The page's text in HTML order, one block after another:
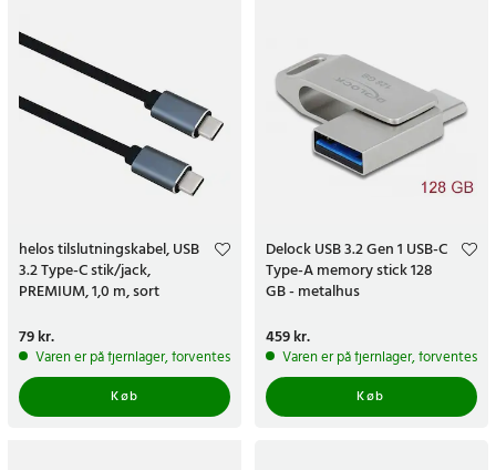
helos tilslutningskabel, USB
3.2 Type-C stik/jack,
PREMIUM, 1,0 m, sort
Pris:79 kr.
79 kr.
Varen er på fjernlager, forventes at blive sendt inden for 5-7 hverdage
Køb
Delock USB 3.2 Gen 1 USB-C
Type-A memory stick 128
GB - metalhus
Pris:459 kr.
459 kr.
Varen er på fjernlager, forventes
Køb